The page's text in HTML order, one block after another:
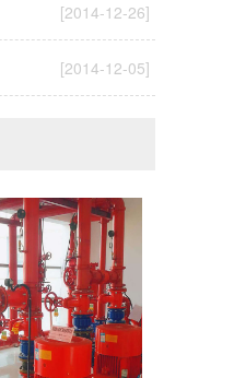
[2014-12-26]
[2014-12-05]